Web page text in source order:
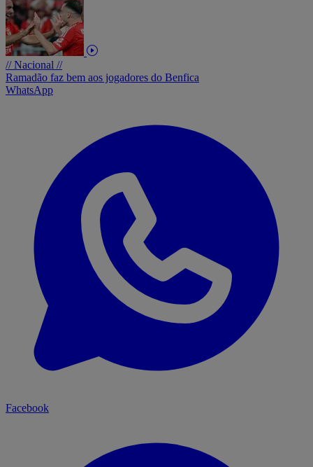
// Nacional //
Ramadão faz bem aos jogadores do Benfica
WhatsApp
Facebook